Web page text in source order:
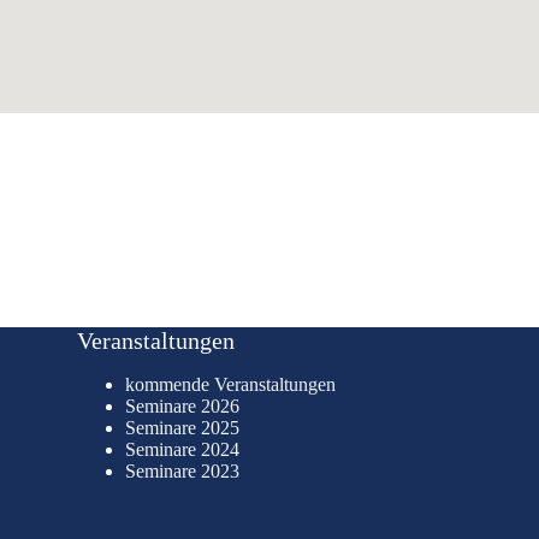
Veranstaltungen
kommende Veranstaltungen
Seminare 2026
Seminare 2025
Seminare 2024
Seminare 2023